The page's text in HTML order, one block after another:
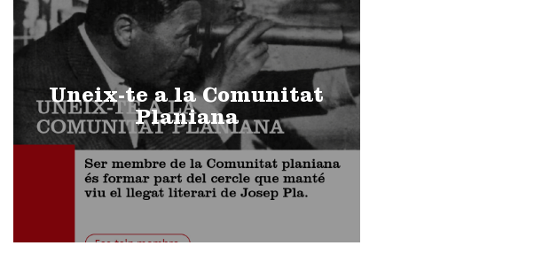
Uneix-te a la Comunitat
Planiana